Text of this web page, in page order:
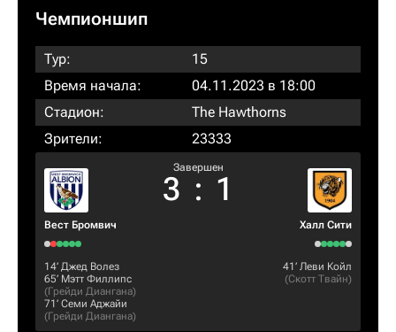
Чемпионшип
Тур:
15
Время начала:
04.11.2023 в 18:00
Стадион:
The Hawthorns
Зрители:
23333
Вест Бромвич
Завершен
3 : 1
Халл Сити
14‎’‎ Джед Волез
65‎’‎ Мэтт Филлипс
(Грейди Диангана)
71‎’‎ Семи Аджайи
(Грейди Диангана)
41‎’‎ Леви Койл
(Скотт Твайн)